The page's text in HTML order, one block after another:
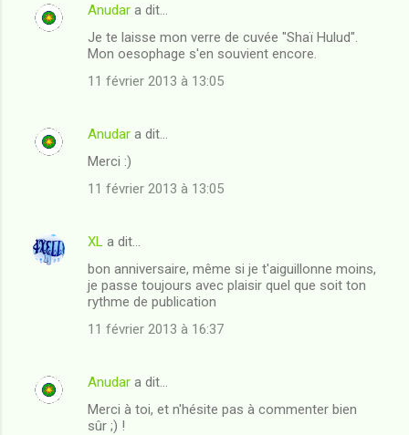
n
e
Anudar a dit…
Je te laisse mon verre de cuvée "Shaï Hulud".
Mon oesophage s'en souvient encore.
11 février 2013 à 13:05
Anudar a dit…
Merci :)
11 février 2013 à 13:05
XL a dit…
bon anniversaire, même si je t'aiguillonne moins,
je passe toujours avec plaisir quel que soit ton
rythme de publication
11 février 2013 à 16:37
Anudar a dit…
Merci à toi, et n'hésite pas à commenter bien
sûr ;) !